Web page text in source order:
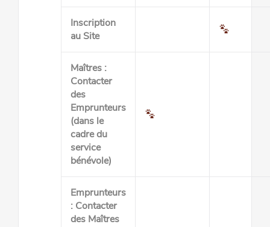
Inscription
au Site
Maîtres :
Contacter
des
Emprunteurs
(dans le
cadre du
service
bénévole)
Emprunteurs
: Contacter
des Maîtres